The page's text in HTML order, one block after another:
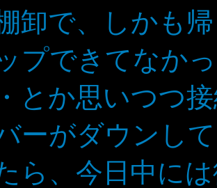
卸で、しかも
プできてなか
とか思いつつ
ーがダウンし
ら、今日中に